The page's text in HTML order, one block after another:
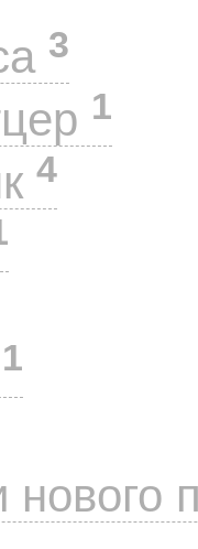
3
1
4
1
нового